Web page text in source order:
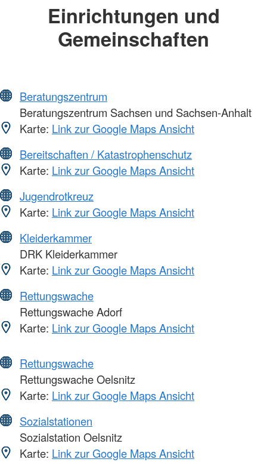
Einrichtungen und
Gemeinschaften
Beratungszentrum
Beratungszentrum Sachsen und Sachsen-Anhalt
Karte: Link zur Google Maps Ansicht
Bereitschaften / Katastrophenschutz
Karte: Link zur Google Maps Ansicht
Jugendrotkreuz
Karte: Link zur Google Maps Ansicht
Kleiderkammer
DRK Kleiderkammer
Karte: Link zur Google Maps Ansicht
Rettungswache
Rettungswache Adorf
Karte: Link zur Google Maps Ansicht
Rettungswache
Rettungswache Oelsnitz
Karte: Link zur Google Maps Ansicht
Sozialstationen
Sozialstation Oelsnitz
Karte: Link zur Google Maps Ansicht